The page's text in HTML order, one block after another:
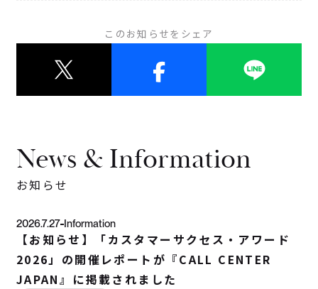
このお知らせをシェア
News & Information
お知らせ
2026.7.27 Information
【お知らせ】「カスタマーサクセス・アワード
2026」の開催レポートが『CALL CENTER
JAPAN』に掲載されました